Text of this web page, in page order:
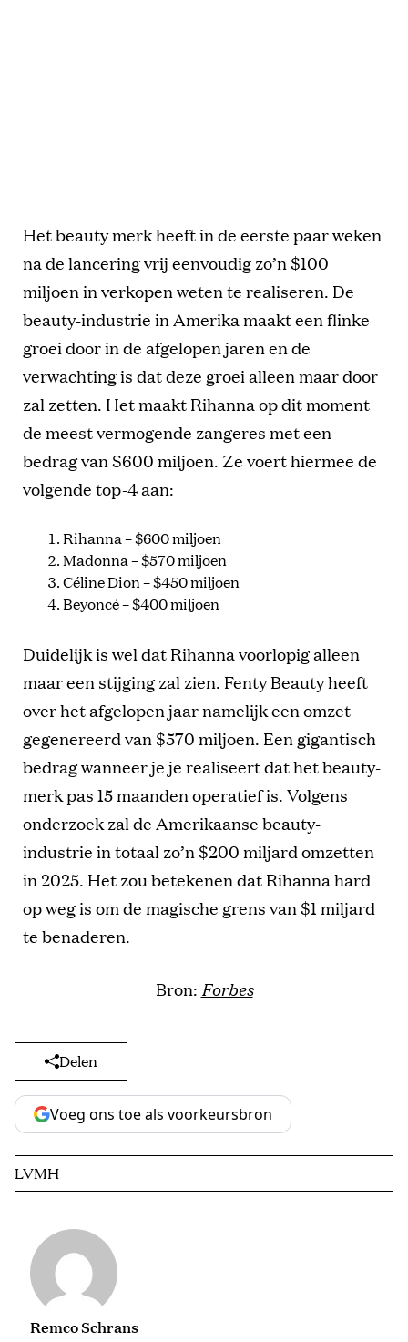
Het beauty merk heeft in de eerste paar weken
na de lancering vrij eenvoudig zo’n $100
miljoen in verkopen weten te realiseren. De
beauty-industrie in Amerika maakt een flinke
groei door in de afgelopen jaren en de
verwachting is dat deze groei alleen maar door
zal zetten. Het maakt Rihanna op dit moment
de meest vermogende zangeres met een
bedrag van $600 miljoen. Ze voert hiermee de
volgende top-4 aan:
Rihanna – $600 miljoen
Madonna – $570 miljoen
Céline Dion – $450 miljoen
Beyoncé – $400 miljoen
Duidelijk is wel dat Rihanna voorlopig alleen
maar een stijging zal zien. Fenty Beauty heeft
over het afgelopen jaar namelijk een omzet
gegenereerd van $570 miljoen. Een gigantisch
bedrag wanneer je je realiseert dat het beauty-
merk pas 15 maanden operatief is. Volgens
onderzoek zal de Amerikaanse beauty-
industrie in totaal zo’n $200 miljard omzetten
in 2025. Het zou betekenen dat Rihanna hard
op weg is om de magische grens van $1 miljard
te benaderen.
Bron: Forbes
Delen
Voeg ons toe als voorkeursbron
LVMH
Remco Schrans